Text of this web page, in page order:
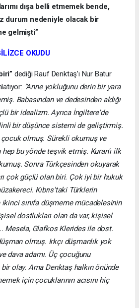
dışa belli etmemek bende,
durum nedeniyle olacak bir
gelmişti”
OKUDU
dediği Rauf Denktaş’ı Nur Batur
“Anne yokluğunu derin bir yara
Babasından ve dedesinden aldığı
bir idealizm. Ayrıca İngiltere'de
bir düşünce sistemi de geliştirmiş.
çocuk olmuş. Sürekli okumuş ve
hep bu yönde teşvik etmiş. Kuran'ı ilk
Sonra Türkçesinden okuyarak
çok güçlü olan biri. Çok iyi bir hukuk
Kıbrıs'taki Türklerin
sınıfa düşmeme mücadelesinin
dostlukları olan da var, kişisel
Mesela, Glafkos Klerides ile dost.
olmuş. Irkçı düşmanlık yok
dava adamı. Üç çocuğunu
olay. Ama Denktaş halkın önünde
için çocuklarının acısını hiç